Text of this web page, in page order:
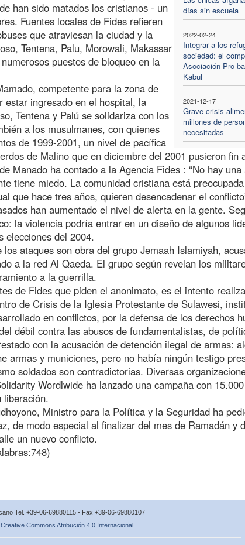
días sin escuela
2022-02-24
Integrar a los
sociedad: el
Asociación Pro
Kabul
2021-12-17
Grave crisis
millones de
necesitadas
han sido matados los cristianos - un
Fuentes locales de Fides refieren
que atraviesan la ciudad y la
Tentena, Palu, Morowali, Makassar
puestos de bloqueo en la
competente para la zona de
estar ingresado en el hospital, la
Tentena y Palú se solidariza con los
a los musulmanes, con quienes
de 1999-2001, un nivel de pacífica
de Malino que en diciembre del 2001 pusieron fin
Manado ha contado a la Agencia Fides : “No hay
tiene miedo. La comunidad cristiana está
que hace tres años, quieren desencadenar el
han aumentado el nivel de alerta en la gente.
la violencia podría entrar en un diseño de algunos
elecciones del 2004.
ataques son obra del grupo Jemaah Islamiyah,
a la red Al Qaeda. El grupo según revelan los
a la guerrilla.
de Fides que piden el anonimato, es el intento
de Crisis de la Iglesia Protestante de Sulawesi,
en conflictos, por la defensa de los derechos
débil contra las abusos de fundamentalistas, de
con la acusación de detención ilegal de armas:
armas y municiones, pero no había ningún testigo
soldados son contradictorias. Diversas
Wordlwide ha lanzado una campaña con
liberación.
Ministro para la Política y la Seguridad ha
de modo especial al finalizar del mes de Ramadán y
un nuevo conflicto.
Tel. +39-06-69880115 - Fax +39-06-69880107
Commons Atribución 4.0 Internacional